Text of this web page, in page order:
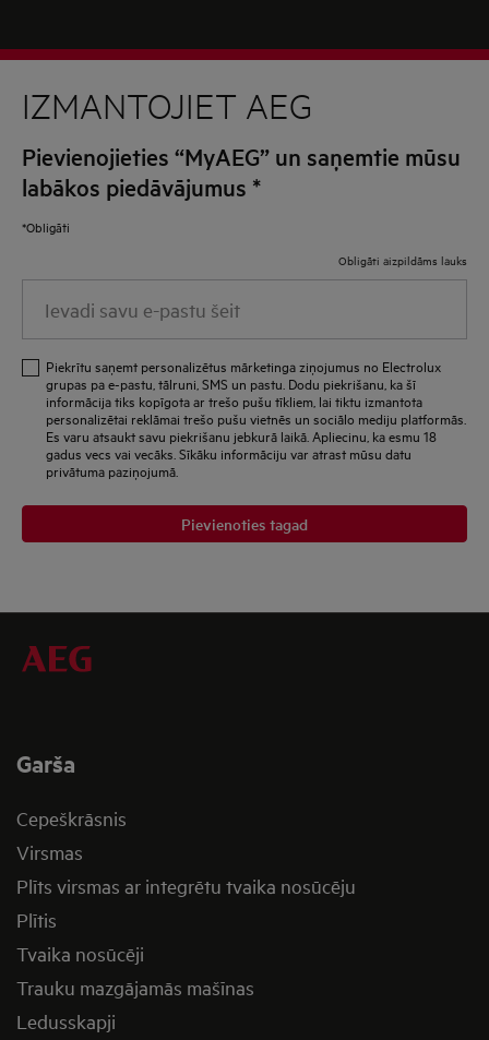
IZMANTOJIET AEG
Pievienojieties “MyAEG” un saņemtie mūsu
labākos piedāvājumus *
*Obligāti
Obligāti aizpildāms lauks
savu
pastu
šeit
Piekrītu saņemt personalizētus mārketinga ziņojumus no Electrolux
grupas pa e-pastu, tālruni, SMS un pastu. Dodu piekrišanu, ka šī
informācija tiks kopīgota ar trešo pušu tīkliem, lai tiktu izmantota
personalizētai reklāmai trešo pušu vietnēs un sociālo mediju platformās.
Es varu atsaukt savu piekrišanu jebkurā laikā. Apliecinu, ka esmu 18
gadus vecs vai vecāks. Sīkāku informāciju var atrast mūsu datu
privātuma paziņojumā.
Pievienoties tagad
Garša
Cepeškrāsnis
Virsmas
Plīts virsmas ar integrētu tvaika nosūcēju
Plītis
Tvaika nosūcēji
Trauku mazgājamās mašīnas
Ledusskapji